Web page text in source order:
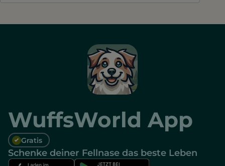
WuffsWorld App
Gratis
Schenke deiner Fellnase das beste Leben